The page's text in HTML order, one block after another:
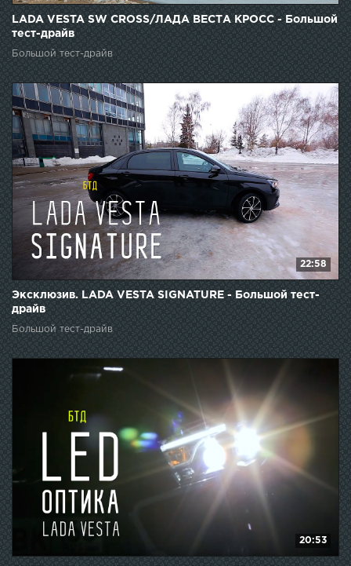
LADA VESTA SW CROSS/ЛАДА ВЕСТА КРОСС - Большой
тест-драйв
Большой тест-драйв
22:58
Эксклюзив. LADA VESTA SIGNATURE - Большой тест-
драйв
Большой тест-драйв
20:53